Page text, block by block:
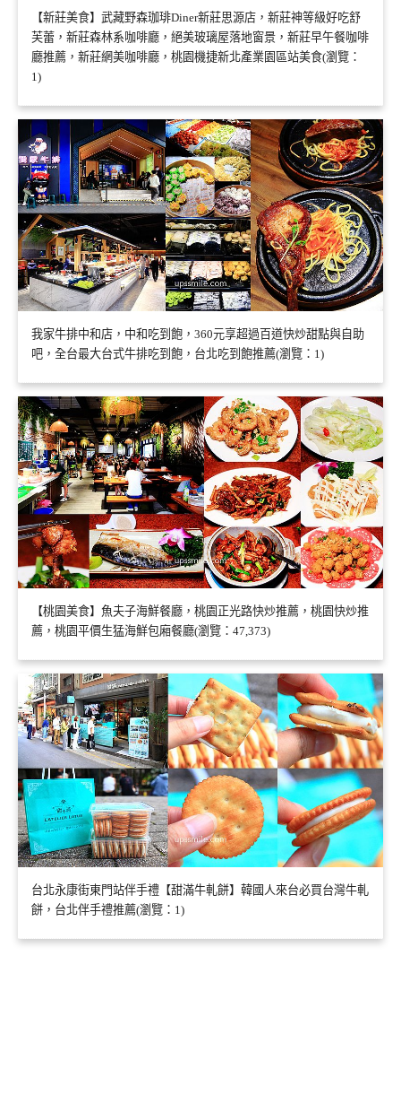
【新莊美食】武藏野森珈琲Diner新莊思源店，新莊神等級好吃舒
芙蕾，新莊森林系咖啡廳，絕美玻璃屋落地窗景，新莊早午餐咖啡
廳推薦，新莊網美咖啡廳，桃園機捷新北產業園區站美食(瀏覽：
1)
我家牛排中和店，中和吃到飽，360元享超過百道快炒甜點與自助
吧，全台最大台式牛排吃到飽，台北吃到飽推薦(瀏覽：1)
【桃園美食】魚夫子海鮮餐廳，桃園正光路快炒推薦，桃園快炒推
薦，桃園平價生猛海鮮包廂餐廳(瀏覽：47,373)
台北永康街東門站伴手禮【甜滿牛軋餅】韓國人來台必買台灣牛軋
餅，台北伴手禮推薦(瀏覽：1)